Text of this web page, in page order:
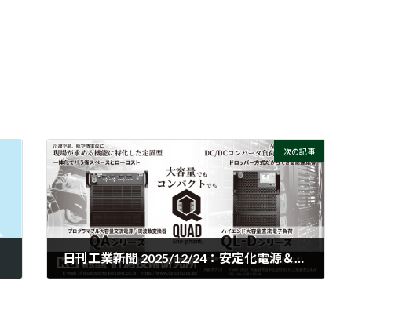
次の記事
日刊工業新聞 2025/12/24：安定化電源＆電子負荷特集に広告掲載をいたしました